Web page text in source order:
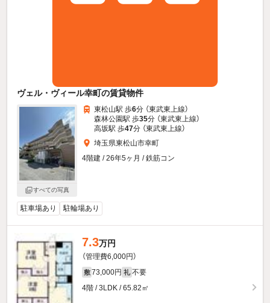
ヴェル・ヴィール幸町の賃貸物件
すべての写真
東松山駅 歩6分 （東武東上線）
森林公園駅 歩35分 （東武東上線）
高坂駅 歩47分 （東武東上線）
埼玉県東松山市幸町
4階建 / 26年5ヶ月 / 鉄筋コン
駐車場あり 駐輪場あり
7.3万円
（管理費6,000円）
敷 73,000円 礼 不要
4階 / 3LDK / 65.82㎡